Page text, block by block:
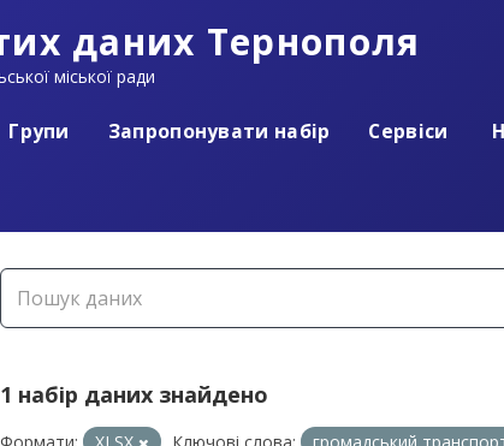
даних Тернополя
міської ради
Групи Запропонувати набір Сервіси
1 набір даних знайдено